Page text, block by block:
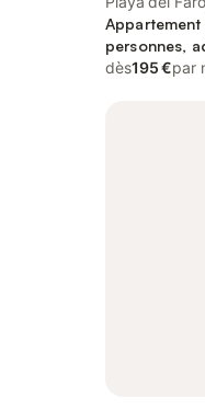
personnes,
dès195 €par